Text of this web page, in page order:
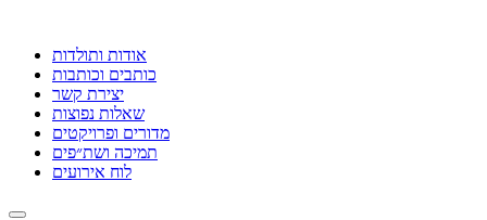
אודות ותולדות
כותבים וכותבות
יצירת קשר
שאלות נפוצות
מדורים ופרויקטים
תמיכה ושת״פים
לוח אירועים